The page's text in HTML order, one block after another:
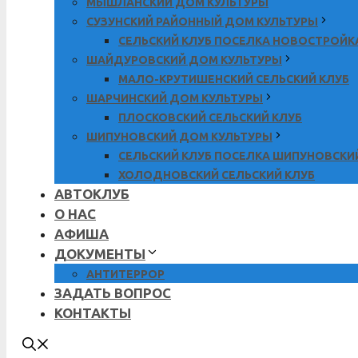
СУЗУНСКИЙ РАЙОННЫЙ ДОМ КУЛЬТУРЫ
СЕЛЬСКИЙ КЛУБ ПОСЕЛКА
ШАЙДУРОВСКИЙ ДОМ КУЛЬТУРЫ
МАЛО-КРУТИШЕНСКИЙ СЕЛЬСКИЙ КЛУБ
ШАРЧИНСКИЙ ДОМ КУЛЬТУРЫ
ПЛОСКОВСКИЙ СЕЛЬСКИЙ КЛУБ
ШИПУНОВСКИЙ ДОМ КУЛЬТУРЫ
СЕЛЬСКИЙ КЛУБ ПОСЕЛКА
ХОЛОДНОВСКИЙ СЕЛЬСКИЙ КЛУБ
АВТОКЛУБ
О НАС
АФИША
ДОКУМЕНТЫ
АНТИТЕРРОР
ЗАДАТЬ ВОПРОС
КОНТАКТЫ